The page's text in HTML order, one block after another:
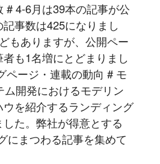
# 4-6月は39本の記事が公
事数は425になりまし
もありますが、公開ペー
も1名増にとどまりまし
ページ・連載の動向 # モ
ム開発におけるモデリン
を紹介するランディング
た。弊社が得意とする
にまつわる記事を集めて